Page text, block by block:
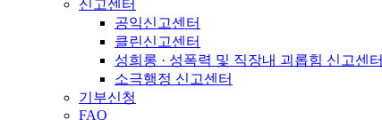
신고센터
공익신고센터
클린신고센터
성희롱 · 성폭력 및 직장내 괴롭힘 신고센터
소극행정 신고센터
기부신청
FAQ